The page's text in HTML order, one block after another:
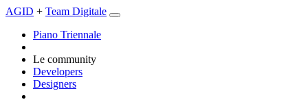
AGID + Team Digitale
Piano Triennale
Le community
Developers
Designers